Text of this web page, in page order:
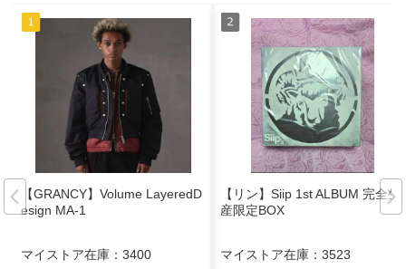
【GRANCY】Volume LayeredD
esign MA-1
マイストア在庫： 3400
【リン】Siip 1st ALBUM 完全生
産限定BOX
マイストア在庫： 3523